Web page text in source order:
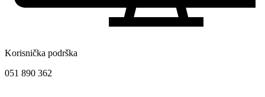
Korisnička podrška
051 890 362